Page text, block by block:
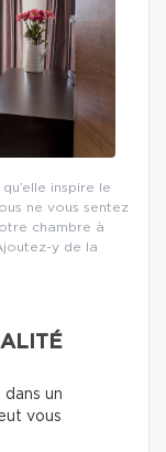
inspire le
ne vous sentez
chambre à
y de la
dans un
vous